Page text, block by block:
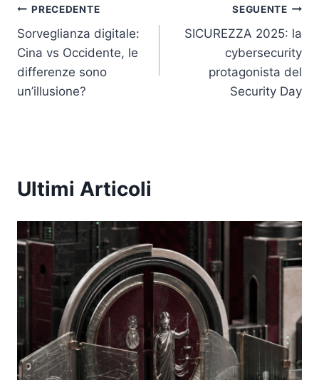
Navigazione
articoli
PRECEDENTE
Sorveglianza digitale:
Cina vs Occidente, le
differenze sono
un’illusione?
SEGUENTE
SICUREZZA 2025: la
cybersecurity
protagonista del
Security Day
Ultimi Articoli